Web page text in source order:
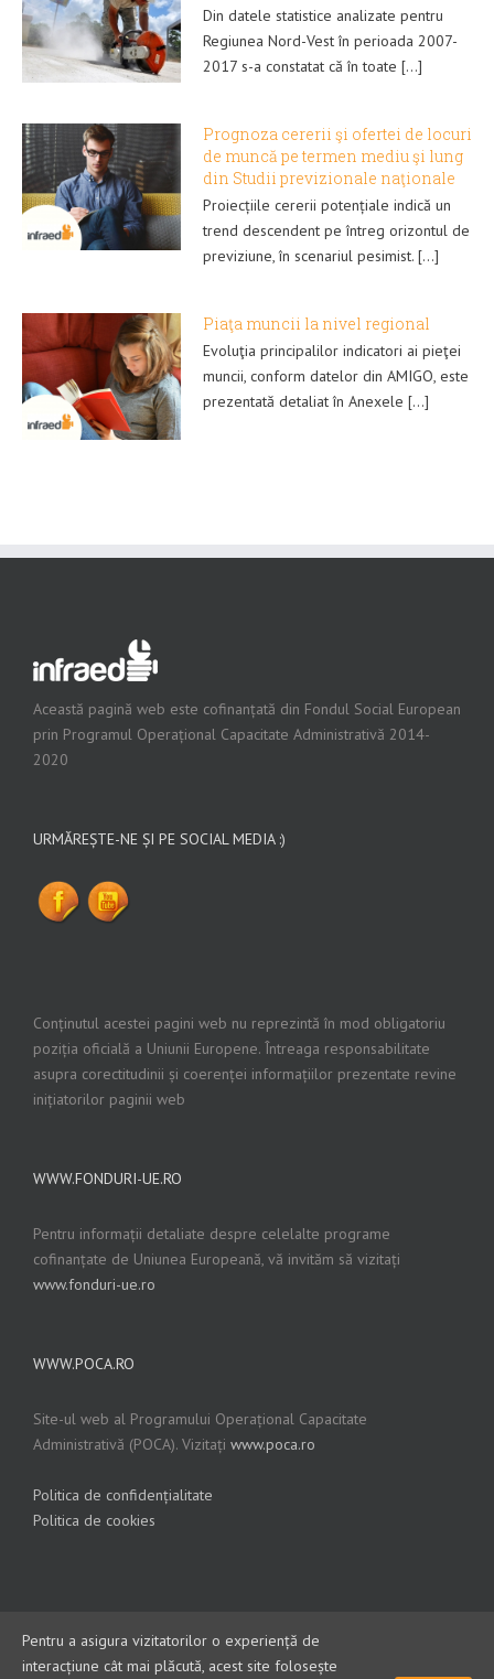
Din datele statistice analizate pentru
Regiunea Nord-Vest în perioada 2007-
2017 s-a constatat că în toate [...]
Prognoza cererii şi ofertei de locuri
de muncă pe termen mediu şi lung
din Studii previzionale naţionale
Proiecțiile cererii potențiale indică un
trend descendent pe întreg orizontul de
previziune, în scenariul pesimist. [...]
Piaţa muncii la nivel regional
Evoluţia principalilor indicatori ai pieţei
muncii, conform datelor din AMIGO, este
prezentată detaliat în Anexele [...]
Această pagină web este cofinanțată din Fondul Social European
prin Programul Operațional Capacitate Administrativă 2014-
2020
URMĂREȘTE-NE ȘI PE SOCIAL MEDIA :)
Conținutul acestei pagini web nu reprezintă în mod obligatoriu
poziția oficială a Uniunii Europene. Întreaga responsabilitate
asupra corectitudinii și coerenței informațiilor prezentate revine
inițiatorilor paginii web
WWW.FONDURI-UE.RO
Pentru informații detaliate despre celelalte programe
cofinanțate de Uniunea Europeană, vă invităm să vizitați
www.fonduri-ue.ro
WWW.POCA.RO
Site-ul web al Programului Operațional Capacitate
Administrativă (POCA). Vizitați www.poca.ro
Politica de confidențialitate
Politica de cookies
Pentru a asigura vizitatorilor o experiență de
interacțiune cât mai plăcută, acest site folosește